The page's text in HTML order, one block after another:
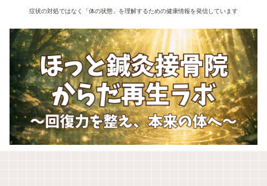
症状の対処ではなく「体の状態」を理解するための健康情報を発信しています